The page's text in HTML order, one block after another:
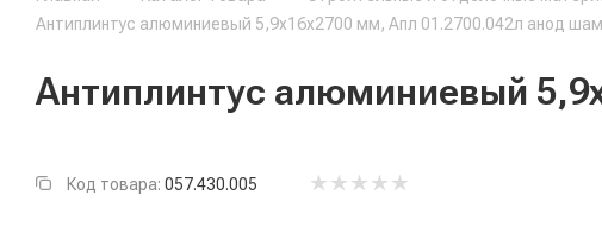
Антиплинтус алюминиевый 5,9х16х2700 мм, Апл 01.2700.042л анод
Антиплинтус алюминиевый
Код товара: 057.430.005